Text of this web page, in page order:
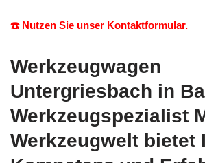
☎️ Nutzen Sie unser Kontaktformular.
Werkzeugwagen
Untergriesbach in
Werkzeugspezialist
Werkzeugwelt bietet